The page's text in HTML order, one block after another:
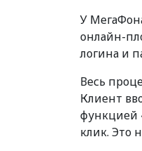
У
онлайн-
логина и
Весь
Клиент
функцией
клик. Это